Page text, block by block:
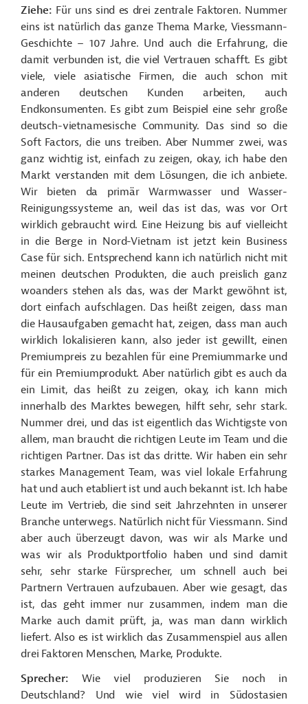
Ziehe: Für uns sind es drei zentrale Faktoren. Nummer
eins ist natürlich das ganze Thema Marke, Viessmann-
Geschichte – 107 Jahre. Und auch die Erfahrung, die
damit verbunden ist, die viel Vertrauen schafft. Es gibt
viele, viele asiatische Firmen, die auch schon mit
anderen deutschen Kunden arbeiten, auch
Endkonsumenten. Es gibt zum Beispiel eine sehr große
deutsch-vietnamesische Community. Das sind so die
Soft Factors, die uns treiben. Aber Nummer zwei, was
ganz wichtig ist, einfach zu zeigen, okay, ich habe den
Markt verstanden mit dem Lösungen, die ich anbiete.
Wir bieten da primär Warmwasser und Wasser-
Reinigungssysteme an, weil das ist das, was vor Ort
wirklich gebraucht wird. Eine Heizung bis auf vielleicht
in die Berge in Nord-Vietnam ist jetzt kein Business
Case für sich. Entsprechend kann ich natürlich nicht mit
meinen deutschen Produkten, die auch preislich ganz
woanders stehen als das, was der Markt gewöhnt ist,
dort einfach aufschlagen. Das heißt zeigen, dass man
die Hausaufgaben gemacht hat, zeigen, dass man auch
wirklich lokalisieren kann, also jeder ist gewillt, einen
Premiumpreis zu bezahlen für eine Premiummarke und
für ein Premiumprodukt. Aber natürlich gibt es auch da
ein Limit, das heißt zu zeigen, okay, ich kann mich
innerhalb des Marktes bewegen, hilft sehr, sehr stark.
Nummer drei, und das ist eigentlich das Wichtigste von
allem, man braucht die richtigen Leute im Team und die
richtigen Partner. Das ist das dritte. Wir haben ein sehr
starkes Management Team, was viel lokale Erfahrung
hat und auch etabliert ist und auch bekannt ist. Ich habe
Leute im Vertrieb, die sind seit Jahrzehnten in unserer
Branche unterwegs. Natürlich nicht für Viessmann. Sind
aber auch überzeugt davon, was wir als Marke und
was wir als Produktportfolio haben und sind damit
sehr, sehr starke Fürsprecher, um schnell auch bei
Partnern Vertrauen aufzubauen. Aber wie gesagt, das
ist, das geht immer nur zusammen, indem man die
Marke auch damit prüft, ja, was man dann wirklich
liefert. Also es ist wirklich das Zusammenspiel aus allen
drei Faktoren Menschen, Marke, Produkte.
Sprecher:Wie viel produzieren Sie noch in
Deutschland? Und wie viel wird in Südostasien